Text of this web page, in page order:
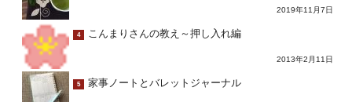
2019年11月7日
4 こんまりさんの教え～押し入れ編
2013年2月11日
5 家事ノートとバレットジャーナル